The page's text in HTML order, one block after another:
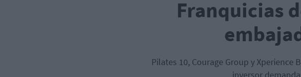
Franquicias
Pilates 10, Courage Group y